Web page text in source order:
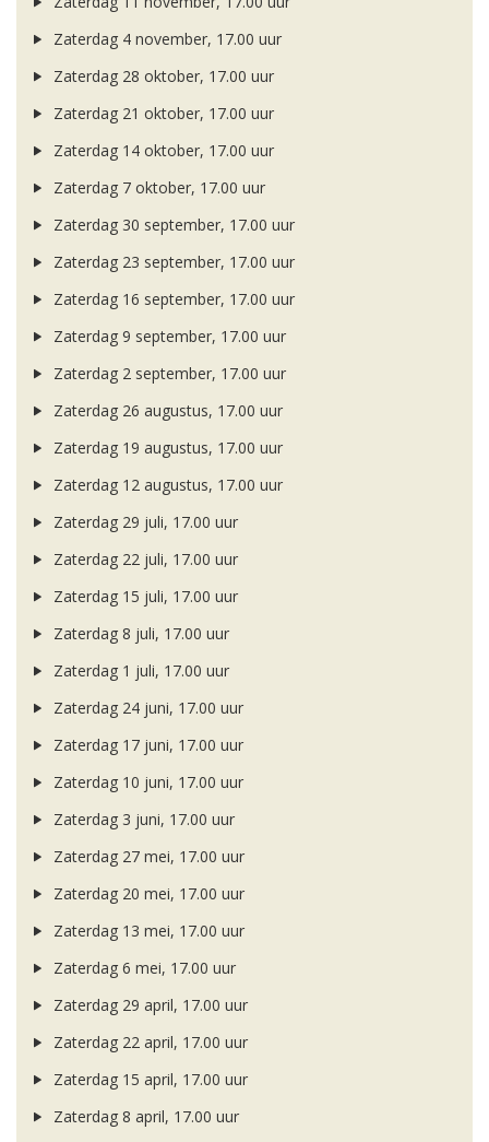
Zaterdag 4 november, 17.00 uur
Zaterdag 28 oktober, 17.00 uur
Zaterdag 21 oktober, 17.00 uur
Zaterdag 14 oktober, 17.00 uur
Zaterdag 7 oktober, 17.00 uur
Zaterdag 30 september, 17.00 uur
Zaterdag 23 september, 17.00 uur
Zaterdag 16 september, 17.00 uur
Zaterdag 9 september, 17.00 uur
Zaterdag 2 september, 17.00 uur
Zaterdag 26 augustus, 17.00 uur
Zaterdag 19 augustus, 17.00 uur
Zaterdag 12 augustus, 17.00 uur
Zaterdag 29 juli, 17.00 uur
Zaterdag 22 juli, 17.00 uur
Zaterdag 15 juli, 17.00 uur
Zaterdag 8 juli, 17.00 uur
Zaterdag 1 juli, 17.00 uur
Zaterdag 24 juni, 17.00 uur
Zaterdag 17 juni, 17.00 uur
Zaterdag 10 juni, 17.00 uur
Zaterdag 3 juni, 17.00 uur
Zaterdag 27 mei, 17.00 uur
Zaterdag 20 mei, 17.00 uur
Zaterdag 13 mei, 17.00 uur
Zaterdag 6 mei, 17.00 uur
Zaterdag 29 april, 17.00 uur
Zaterdag 22 april, 17.00 uur
Zaterdag 15 april, 17.00 uur
Zaterdag 8 april, 17.00 uur